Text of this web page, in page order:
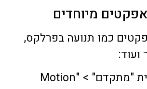
כמו תנועה בפרלקס,
ועוד:
1. עבור ללשונית "מתקדם" > "Motion